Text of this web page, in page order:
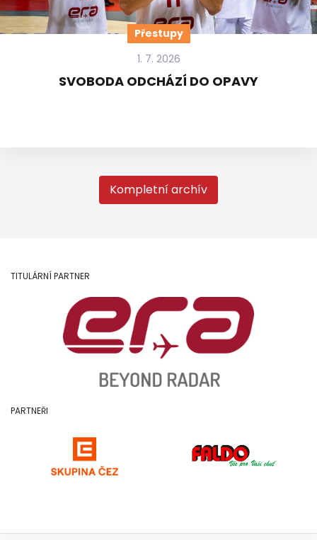
Přestupy
1. 7. 2026
SVOBODA ODCHÁZÍ DO OPAVY
Kompletní archív
TITULÁRNÍ PARTNER
PARTNEŘI